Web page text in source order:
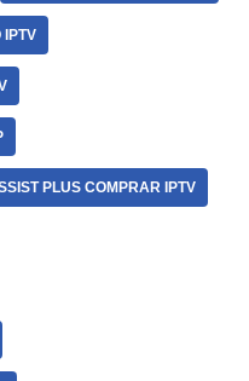
IPTV
PLUS COMPRAR IPTV